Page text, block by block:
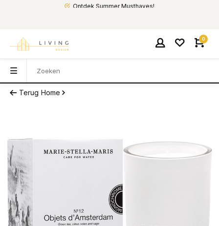
Ontdek Summer Musthaves!
0
Terug Home